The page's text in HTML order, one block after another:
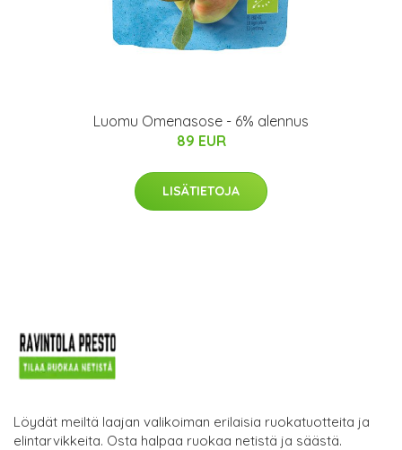
Luomu Omenasose - 6% alennus
89 EUR
LISÄTIETOJA
Löydät meiltä laajan valikoiman erilaisia ruokatuotteita ja
elintarvikkeita. Osta halpaa ruokaa netistä ja säästä.